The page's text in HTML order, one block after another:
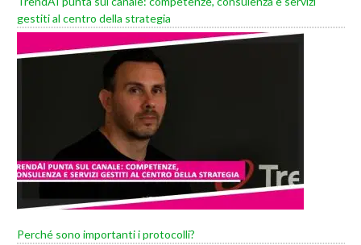
gestiti al centro della strategia
Perché sono importanti i protocolli?